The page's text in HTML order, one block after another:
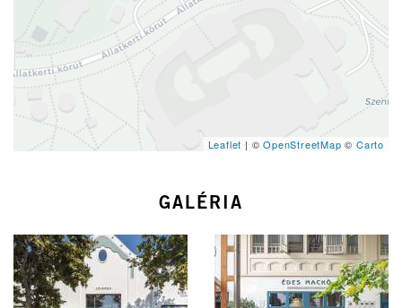
Leaflet | ©OpenStreetMap © Carto
GALÉRIA